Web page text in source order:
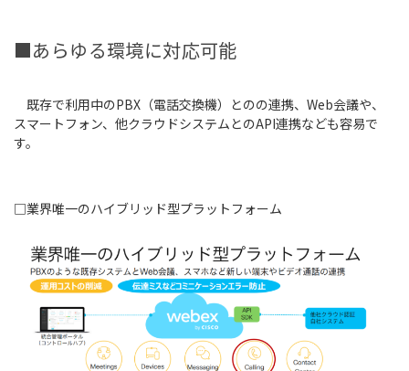
■あらゆる環境に対応可能
既存で利用中のPBX（電話交換機）とのの連携、Web会議や、
スマートフォン、他クラウドシステムとのAPI連携なども容易で
す。
□業界唯一のハイブリッド型プラットフォーム